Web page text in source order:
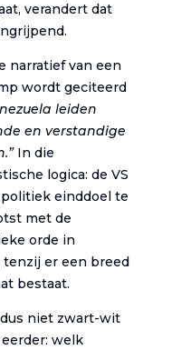
verandert dat
narratief van een
wordt geciteerd
leiden
en verstandige
In die
logica: de VS
einddoel te
met de
orde in
er een breed
bestaat.
niet zwart-wit
eerder: welk